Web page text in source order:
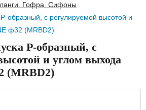
Гофра. Сифоны
образный, с регулируемой высотой и
ф32 (MRBD2)
Р-образный, с
и углом выхода
(MRBD2)